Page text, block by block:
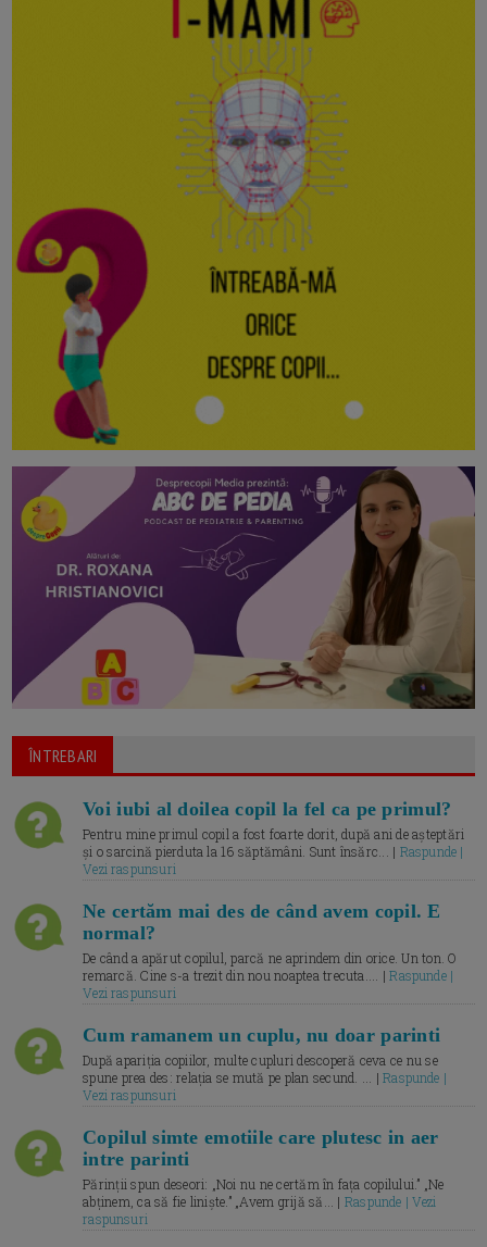
ÎNTREBARI
Voi iubi al doilea copil la fel ca pe primul?
Pentru mine primul copil a fost foarte dorit, după ani de așteptări
și o sarcină pierduta la 16 săptămâni. Sunt însărc... | Raspunde |
Vezi raspunsuri
Ne certăm mai des de când avem copil. E
normal?
De când a apărut copilul, parcă ne aprindem din orice. Un ton. O
remarcă. Cine s-a trezit din nou noaptea trecuta.... |Raspunde |
Vezi raspunsuri
Cum ramanem un cuplu, nu doar parinti
După apariția copiilor, multe cupluri descoperă ceva ce nu se
spune prea des: relația se mută pe plan secund. ... |Raspunde |
Vezi raspunsuri
Copilul simte emotiile care plutesc in aer
intre parinti
Părinții spun deseori: „Noi nu ne certăm în fața copilului.” „Ne
abținem, ca să fie liniște.” „Avem grijă să... | Raspunde | Vezi
raspunsuri